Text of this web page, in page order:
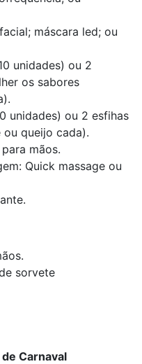
máscara led; ou
unidades) ou 2
os sabores
unidades) ou 2 esfihas
queijo cada).
mãos.
Quick massage ou
sorvete
Carnaval